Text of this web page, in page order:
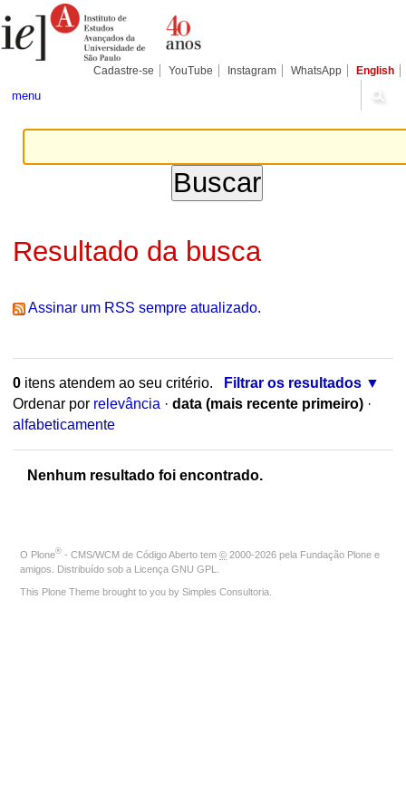
para
conteúdo.
Pessoais
Cadastre-se YouTube Instagram WhatsApp English
menu
Resultado da busca
Assinar um RSS sempre atualizado.
0itens atendem ao seu critério.
Filtrar os resultados
Ordenar por relevância · data (mais recente primeiro) ·
alfabeticamente
Nenhum resultado foi encontrado.
O Plone® - CMS/WCM de Código Aberto tem © 2000-2026 pela Fundação Plone e
amigos. Distribuído sob a Licença GNU GPL
This Plone Theme brought to you by Simples Consultoria